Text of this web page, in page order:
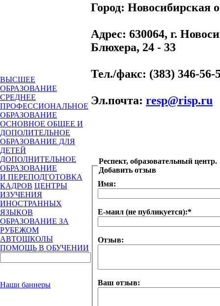
ВЫСШЕЕ
ОБРАЗОВАНИЕ
СРЕДНЕЕ
ПРОФЕССИОНАЛЬНОЕ
ОБРАЗОВАНИЕ
ОСНОВНОЕ ОБЩЕЕ И
ДОПОЛИТЕЛЬНОЕ
ОБРАЗОВАНИЕ ДЛЯ
ДЕТЕЙ
ДОПОЛНИТЕЛЬНОЕ
ОБРАЗОВАНИЕ
И ПЕРЕПОДГОТОВКА
КАДРОВ ЦЕНТРЫ
ИЗУЧЕНИЯ
ИНОСТРАННЫХ
ЯЗЫКОВ
ОБРАЗОВАНИЕ ЗА
РУБЕЖОМ
АВТОШКОЛЫ
ПОМОЩЬ В ОБУЧЕНИИ
Наши баннеры
Город: Новосибирская
Адрес: 630064, г.
Блюхера, 24 - 33
Тел./факс: (383) 346-56-
Эл.почта: resp@risp.ru
Респект, образовательный центр.
Добавить отзыв
Имя:
Е-маил (не публикуется):*
Отзыв:
Ваш отзыв: